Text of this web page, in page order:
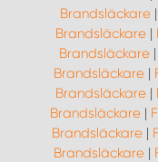
Brandsläckare|
Brandsläckare|
Brandsläckare|
Brandsläckare|
Brandsläckare |
Brandsläckare|
Brandsläckare |
Brandsläckare |